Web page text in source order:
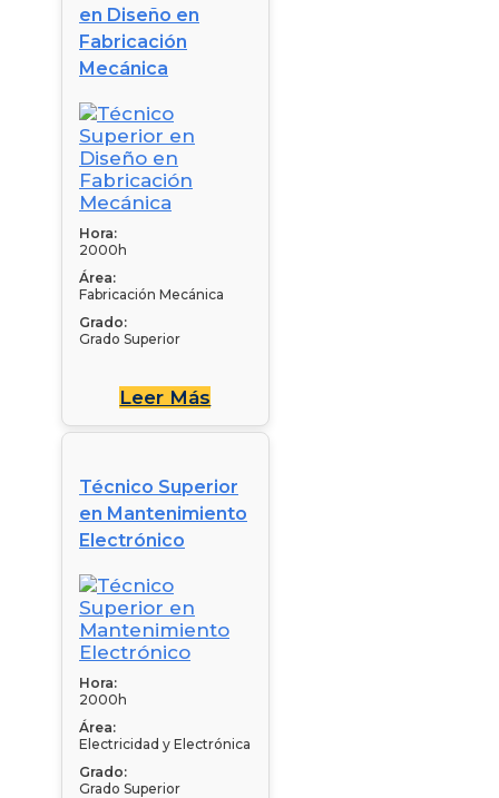
en Diseño en
Fabricación
Mecánica
Hora:
2000h
Área:
Fabricación Mecánica
Grado:
Grado Superior
Leer Más
Técnico Superior
en Mantenimiento
Electrónico
Hora:
2000h
Área:
Electricidad y Electrónica
Grado:
Grado Superior